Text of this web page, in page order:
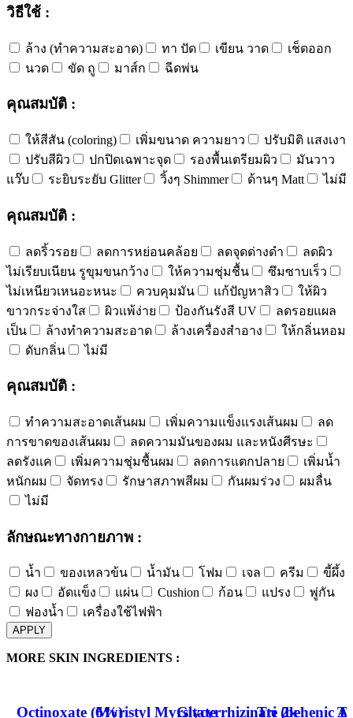
วิธีใช้ :
ล้าง (ทำความสะอาด) ทา ปัด เขียน วาด
เช็ดออก
นวด
ขัด ถู มาส์ก ฉีดพ่น
คุณสมบัติ :
ให้สีสัน (coloring) เพิ่มขนาด ความยาว
ปรับมิติ แสงเงา
ปรับสีผิว
ปกปิดเฉพาะจุด รองพื้นเตรียมผิว
มันวาว
แว๊บ
ระยิบระยับ Glitter วิ้งๆ Shimmer ด้านๆ Matt ไม่มี
คุณสมบัติ :
ลดริ้วรอย ลดการหย่อนคล้อย ลดจุดด่างดำ
ลดผิว
ไม่เรียบเนียน รูขุมขนกว้าง
ให้ความชุ่มชื้น
ซึมซาบเร็ว
ไม่เหนียวเหนอะหนะ
ควบคุมมัน แก้ปัญหาสิว
ให้ผิว
ขาวกระจ่างใส
ผิวแพ้ง่าย ป้องกันรังสี UV
ลดรอยแผล
เป็น
ล้างทำความสะอาด ล้างเครื่องสำอาง
ให้กลิ่นหอม
ดับกลิ่น
ไม่มี
คุณสมบัติ :
ทำความสะอาดเส้นผม เพิ่มความแข็งแรงเส้นผม
ลด
การขาดของเส้นผม
ลดความมันของผม และหนังศีรษะ
ลดรังแค
เพิ่มความชุ่มชื้นผม ลดการแตกปลาย
เพิ่มน้ำ
หนักผม
จัดทรง รักษาสภาพสีผม กันผมร่วง
ผมลื่น
ไม่มี
ลักษณะทางกายภาพ :
น้ำ ของเหลวข้น น้ำมัน โฟม เจล ครีม
ขี้ผึ้ง
ผง
อัดแข็ง แผ่น Cushion ก้อน แปรง
พู่กัน
ฟองน้ำ
เครื่องใช้ไฟฟ้า
APPLY
MORE SKIN INGREDIENTS :
Octinoxate (6%)Myristyl MyrsitateGlycyrrhizinate 2k
Tri (behenic